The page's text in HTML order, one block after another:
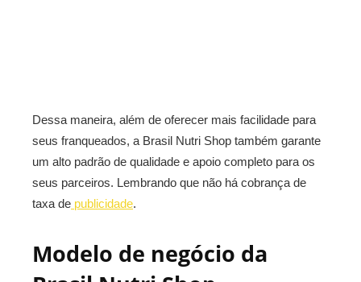
Dessa maneira, além de oferecer mais facilidade para
seus franqueados, a Brasil Nutri Shop também garante
um alto padrão de qualidade e apoio completo para os
seus parceiros. Lembrando que não há cobrança de
taxa de publicidade.
Modelo de negócio da